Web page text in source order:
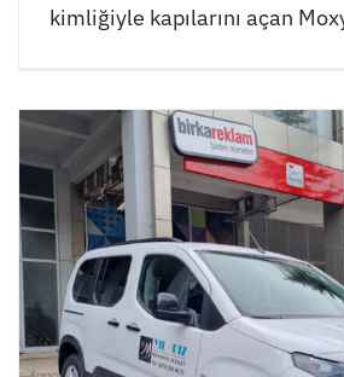
kimliğiyle kapılarını açan